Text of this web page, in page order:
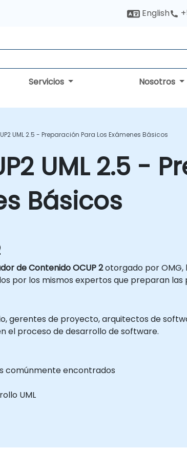
English
Servicios Nosotros
UML 2.5 - Preparación Para Los Exámenes Básicos
UML 2.5 -
Básicos
de Contenido OCUP 2otorgado por OMG,
por los mismos expertos que preparan las
gerentes de proyecto, arquitectos de
el proceso de desarrollo de software.
comúnmente encontrados
UML